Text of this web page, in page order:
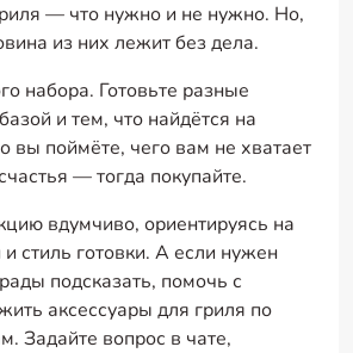
— что нужно и не нужно. Но,
из них лежит без дела.
набора. Готовьте разные
и тем, что найдётся на
вы поймёте, чего вам не хватает
— тогда покупайте.
вдумчиво, ориентируясь на
и стиль готовки. А если нужен
подсказать, помочь с
аксессуары для гриля по
Задайте вопрос в чате,